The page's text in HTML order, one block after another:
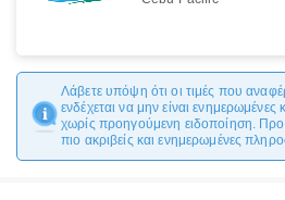
Λάβετε υπόψη ότι οι τιμές που
ενδέχεται να μην είναι ενημερωμένες
χωρίς προηγούμενη ειδοποίηση.
πιο ακριβείς και ενημερωμένες